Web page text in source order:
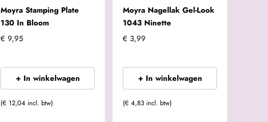
Moyra Stamping Plate
130 In Bloom
€ 9,95
+ In winkelwagen
(€ 12,04 incl. btw)
Moyra Nagellak Gel-Look
1043 Ninette
€ 3,99
+ In winkelwagen
(€ 4,83 incl. btw)